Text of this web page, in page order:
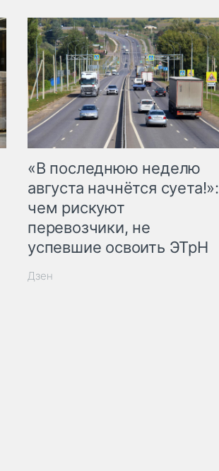
«В последнюю неделю
августа начнётся суета!»:
чем рискуют
перевозчики, не
успевшие освоить ЭТрН
Дзен